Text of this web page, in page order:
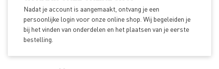
Nadat je account is aangemaakt, ontvang je een
persoonlijke login voor onze online shop. Wij begeleiden je
bij het vinden van onderdelen en het plaatsen van je eerste
bestelling.